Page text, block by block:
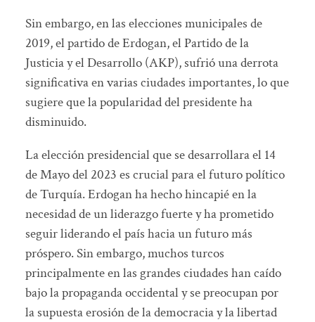
Sin embargo, en las elecciones municipales de
2019, el partido de Erdogan, el Partido de la
Justicia y el Desarrollo (AKP), sufrió una derrota
significativa en varias ciudades importantes, lo que
sugiere que la popularidad del presidente ha
disminuido.
La elección presidencial que se desarrollara el 14
de Mayo del 2023 es crucial para el futuro político
de Turquía. Erdogan ha hecho hincapié en la
necesidad de un liderazgo fuerte y ha prometido
seguir liderando el país hacia un futuro más
próspero. Sin embargo, muchos turcos
principalmente en las grandes ciudades han caído
bajo la propaganda occidental y se preocupan por
la supuesta erosión de la democracia y la libertad